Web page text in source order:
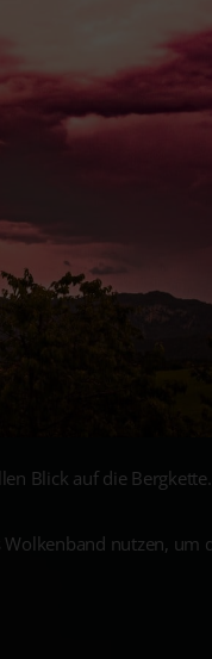
Blick auf die Bergkette.
nutzen, um